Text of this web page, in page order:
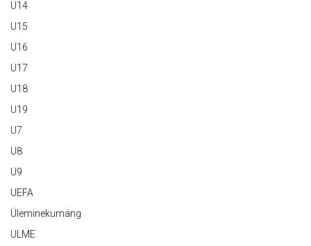
U14
U15
U16
U17
U18
U19
U7
U8
U9
UEFA
Üleminekumäng
ULME